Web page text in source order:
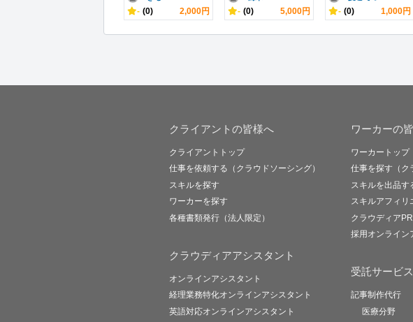
- (0) 2,000円 - (0) 5,000円 - (0) 1,000円
クライアントの皆様へ
クライアントトップ
仕事を依頼する（クラウドソーシング）
スキルを探す
ワーカーを探す
各種書類発行（法人限定）
クラウディアアシスタント
オンラインアシスタント
経理業務特化オンラインアシスタント
英語対応オンラインアシスタント
ワーカーの
ワーカートップ
仕事を探す（ク
スキルを出品す
スキルアフィリ
クラウディア
採用オンライン
受託サービス
記事制作代行
医療分野